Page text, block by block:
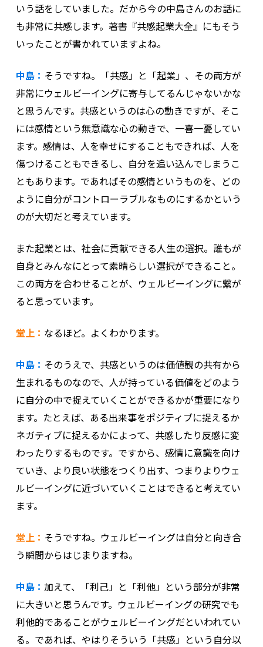
いう話をしていました。だから今の中島さんのお話に
も非常に共感します。著書『共感起業大全』にもそう
いったことが書かれていますよね。
中島： そうですね。「共感」と「起業」、その両方が
非常にウェルビーイングに寄与してるんじゃないかな
と思うんです。共感というのは心の動きですが、そこ
には感情という無意識な心の動きで、一喜一憂してい
ます。感情は、人を幸せにすることもできれば、人を
傷つけることもできるし、自分を追い込んでしまうこ
ともあります。であればその感情というものを、どの
ように自分がコントローラブルなものにするかという
のが大切だと考えています。
また起業とは、社会に貢献できる人生の選択。誰もが
自身とみんなにとって素晴らしい選択ができること。
この両方を合わせることが、ウェルビーイングに繋が
ると思っています。
堂上： なるほど。よくわかります。
中島： そのうえで、共感というのは価値観の共有から
生まれるものなので、人が持っている価値をどのよう
に自分の中で捉えていくことができるかが重要になり
ます。たとえば、ある出来事をポジティブに捉えるか
ネガティブに捉えるかによって、共感したり反感に変
わったりするものです。ですから、感情に意識を向け
ていき、より良い状態をつくり出す、つまりよりウェ
ルビーイングに近づいていくことはできると考えてい
ます。
堂上： そうですね。ウェルビーイングは自分と向き合
う瞬間からはじまりますね。
中島： 加えて、「利己」と「利他」という部分が非常
に大きいと思うんです。ウェルビーイングの研究でも
利他的であることがウェルビーイングだといわれてい
る。であれば、やはりそういう「共感」という自分以